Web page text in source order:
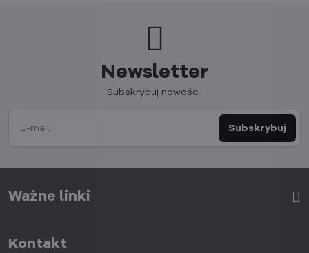
Newsletter
Subskrybuj nowości:
Subskrybuj
Ważne linki
Kontakt